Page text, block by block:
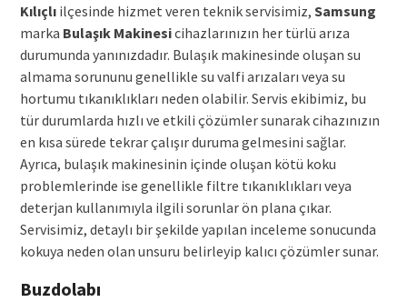
Kılıçlıilçesinde hizmet veren teknik servisimiz, Samsung
marka Bulaşık Makinesicihazlarınızın her türlü arıza
durumunda yanınızdadır. Bulaşık makinesinde oluşan su
almama sorununu genellikle su valfi arızaları veya su
hortumu tıkanıklıkları neden olabilir. Servis ekibimiz, bu
tür durumlarda hızlı ve etkili çözümler sunarak cihazınızın
en kısa sürede tekrar çalışır duruma gelmesini sağlar.
Ayrıca, bulaşık makinesinin içinde oluşan kötü koku
problemlerinde ise genellikle filtre tıkanıklıkları veya
deterjan kullanımıyla ilgili sorunlar ön plana çıkar.
Servisimiz, detaylı bir şekilde yapılan inceleme sonucunda
kokuya neden olan unsuru belirleyip kalıcı çözümler sunar.
Buzdolabı